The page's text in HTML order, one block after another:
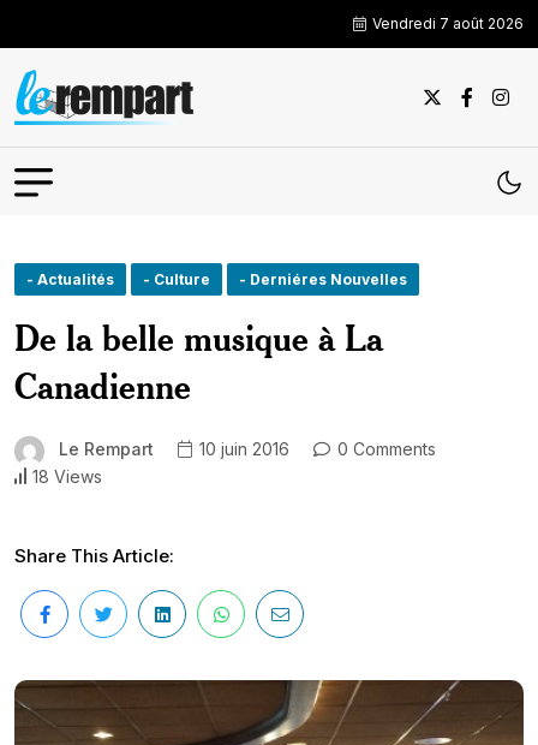
Vendredi 7 août 2026
- Actualités - Culture - Derniéres Nouvelles
De la belle musique à La
Canadienne
Le Rempart 10 juin 2016
0 Comments
18 Views
Share This Article: